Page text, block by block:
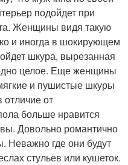
подойдет при
Женщины видя такую
и иногда в шокирующем
шкура, вырезанная
целое. Еще женщины
и пушистые шкуры
от
больше нравится
Довольно романтично
Неважно где они будут
стульев или кушеток.